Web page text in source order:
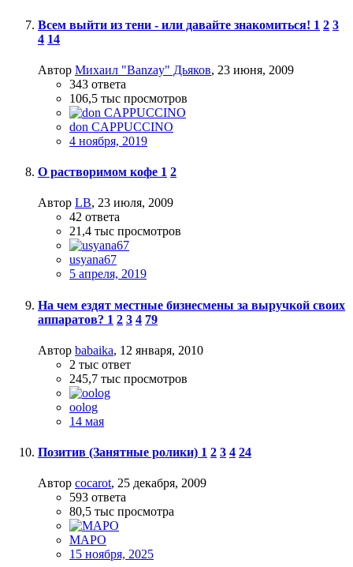
Всем выйти из тени - или давайте знакомиться! 1 2 3
4 14
Автор Михаил "Banzay" Дьяков, 23 июня, 2009
343 ответа
106,5 тыс просмотров
don CAPPUCCINO
4 ноября, 2019
О растворимом кофе 1 2
Автор LB, 23 июля, 2009
42 ответа
21,4 тыс просмотров
usyana67
5 апреля, 2019
На чем ездят местные бизнесмены за выручкой своих
аппаратов? 1 2 3 4 79
Автор babaika, 12 января, 2010
2 тыс ответ
245,7 тыс просмотров
oolog
14 мая
Позитив (Занятные ролики) 1 2 3 4 24
Автор cocarot, 25 декабря, 2009
593 ответа
80,5 тыс просмотра
МАРО
15 ноября, 2025